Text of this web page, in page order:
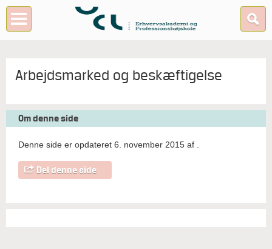
Arbejdsmarked og beskæftigelse
Om denne side
Denne side er opdateret 6. november 2015 af
Del denne side